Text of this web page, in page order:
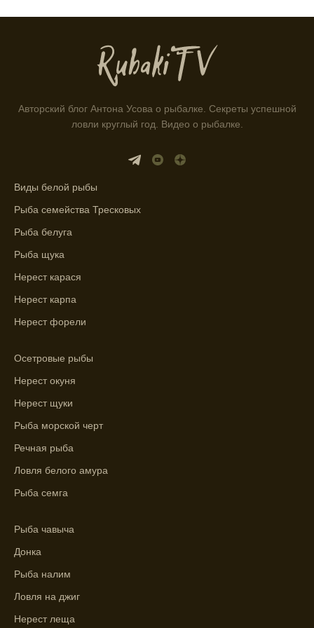
прекрасное место для рыбалки, и прогноз
клева вам в помощь.
и это делает его надежным.
условия при выборе дня для рыбалки.
Прогноз клева учитывает фазы луны и
изменения температуры воды для более
области.
Сегодняшний прогноз клева на реке
Мербуш сработал на славу.
учетом прогноза клева.
помогает планировать рыбалку в разные
месяцы.
Инструкция по подготовке к рыбалке
учитывает прогноз клева.
Благодаря фазам луны, я всегда могу
ловли.
Авторский блог Антона Усова о рыбалке. Секреты успешной
ловли круглый год. Видео о рыбалке.
Виды белой рыбы
Рыба семейства Тресковых
Рыба белуга
Рыба щука
Нерест карася
Нерест карпа
Нерест форели
Осетровые рыбы
Нерест окуня
Нерест щуки
Рыба морской черт
Речная рыба
Ловля белого амура
Рыба семга
Рыба чавыча
Донка
Рыба налим
Ловля на джиг
Нерест леща